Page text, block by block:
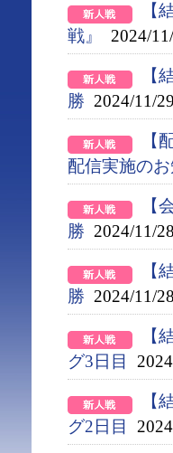
【
戦』
2024/
【
勝 2024/11/29
【
配信実施の
【
勝 2024/11/28
【
勝 2024/11/28
【
グ3日目
【
グ2日目